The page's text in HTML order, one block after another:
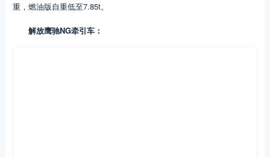
重，燃油版自重低至7.85t。
解放鹰驰NG牵引车：